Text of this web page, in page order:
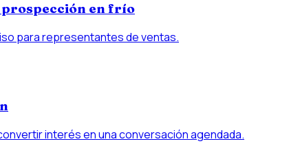
en frío
para representantes de ventas.
interés en una conversación agendada.